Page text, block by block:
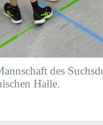
des
Halle.